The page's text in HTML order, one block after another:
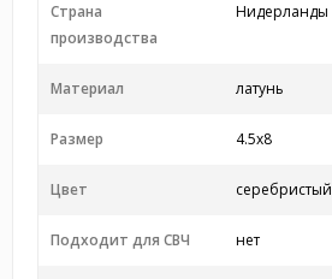
Страна
производства
Нидерланды
Материал латунь
Размер 4.5x8
Цвет серебристый
Подходит для СВЧ нет